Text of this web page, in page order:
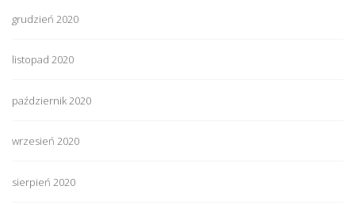
grudzień 2020
listopad 2020
październik 2020
wrzesień 2020
sierpień 2020